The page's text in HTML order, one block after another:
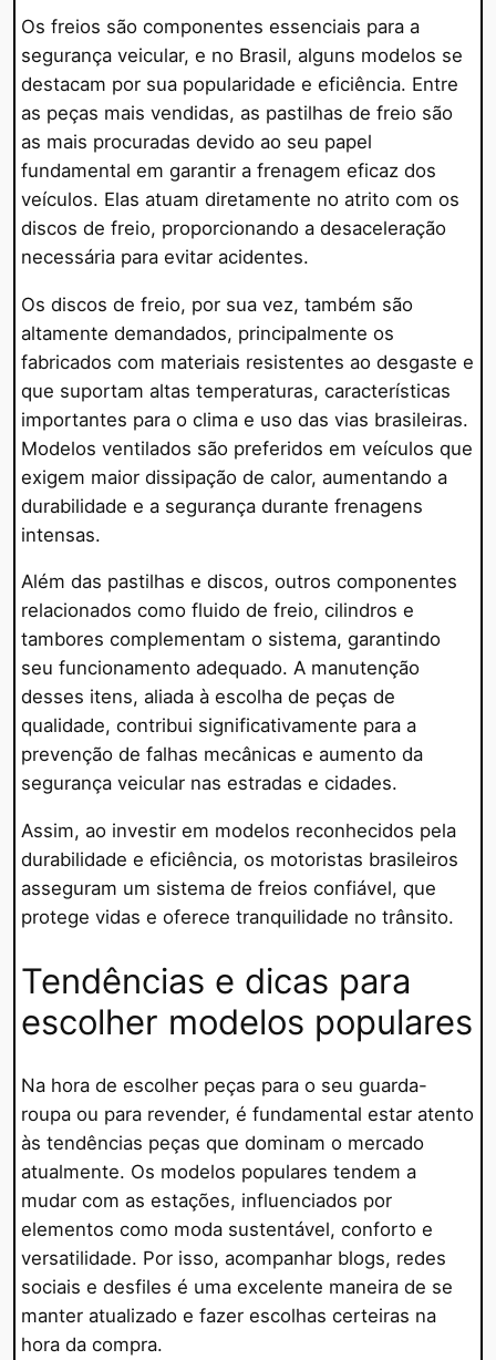
Os freios são componentes essenciais para a
segurança veicular, e no Brasil, alguns modelos se
destacam por sua popularidade e eficiência. Entre
as peças mais vendidas, as pastilhas de freio são
as mais procuradas devido ao seu papel
fundamental em garantir a frenagem eficaz dos
veículos. Elas atuam diretamente no atrito com os
discos de freio, proporcionando a desaceleração
necessária para evitar acidentes.
Os discos de freio, por sua vez, também são
altamente demandados, principalmente os
fabricados com materiais resistentes ao desgaste e
que suportam altas temperaturas, características
importantes para o clima e uso das vias brasileiras.
Modelos ventilados são preferidos em veículos que
exigem maior dissipação de calor, aumentando a
durabilidade e a segurança durante frenagens
intensas.
Além das pastilhas e discos, outros componentes
relacionados como fluido de freio, cilindros e
tambores complementam o sistema, garantindo
seu funcionamento adequado. A manutenção
desses itens, aliada à escolha de peças de
qualidade, contribui significativamente para a
prevenção de falhas mecânicas e aumento da
segurança veicular nas estradas e cidades.
Assim, ao investir em modelos reconhecidos pela
durabilidade e eficiência, os motoristas brasileiros
asseguram um sistema de freios confiável, que
protege vidas e oferece tranquilidade no trânsito.
Tendências e dicas para
escolher modelos populares
Na hora de escolher peças para o seu guarda-
roupa ou para revender, é fundamental estar atento
às tendências peças que dominam o mercado
atualmente. Os modelos populares tendem a
mudar com as estações, influenciados por
elementos como moda sustentável, conforto e
versatilidade. Por isso, acompanhar blogs, redes
sociais e desfiles é uma excelente maneira de se
manter atualizado e fazer escolhas certeiras na
hora da compra.